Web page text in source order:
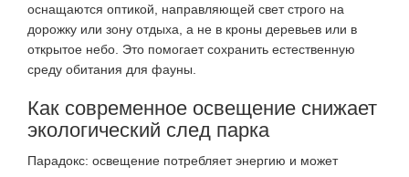
оснащаются оптикой, направляющей свет строго на
дорожку или зону отдыха, а не в кроны деревьев или в
открытое небо. Это помогает сохранить естественную
среду обитания для фауны.
Как современное освещение снижает
экологический след парка
Парадокс: освещение потребляет энергию и может